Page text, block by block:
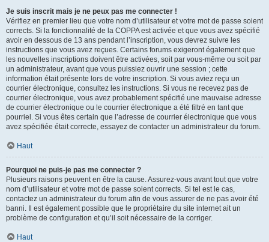
Je suis inscrit mais je ne peux pas me connecter !
Vérifiez en premier lieu que votre nom d’utilisateur et votre mot de passe soient
corrects. Si la fonctionnalité de la COPPA est activée et que vous avez spécifié
avoir en dessous de 13 ans pendant l’inscription, vous devrez suivre les
instructions que vous avez reçues. Certains forums exigeront également que
les nouvelles inscriptions doivent être activées, soit par vous-même ou soit par
un administrateur, avant que vous puissiez ouvrir une session ; cette
information était présente lors de votre inscription. Si vous aviez reçu un
courrier électronique, consultez les instructions. Si vous ne recevez pas de
courrier électronique, vous avez probablement spécifié une mauvaise adresse
de courrier électronique ou le courrier électronique a été filtré en tant que
pourriel. Si vous êtes certain que l’adresse de courrier électronique que vous
avez spécifiée était correcte, essayez de contacter un administrateur du forum.
Haut
Pourquoi ne puis-je pas me connecter ?
Plusieurs raisons peuvent en être la cause. Assurez-vous avant tout que votre
nom d’utilisateur et votre mot de passe soient corrects. Si tel est le cas,
contactez un administrateur du forum afin de vous assurer de ne pas avoir été
banni. Il est également possible que le propriétaire du site internet ait un
problème de configuration et qu’il soit nécessaire de la corriger.
Haut